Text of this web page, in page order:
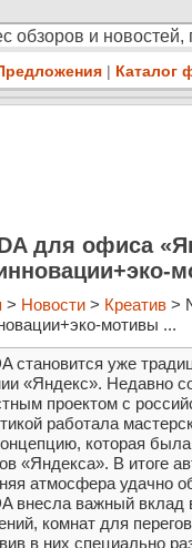
обзоров и
| Каталог
для офиса
> Новости > Креатив >
мотивы ...
становится уже
«Яндекс». Недавно
проектом с
работала
которая
«Яндекса». В итоге
атмосфера удачно
внесла важный
комнат для
в них специально